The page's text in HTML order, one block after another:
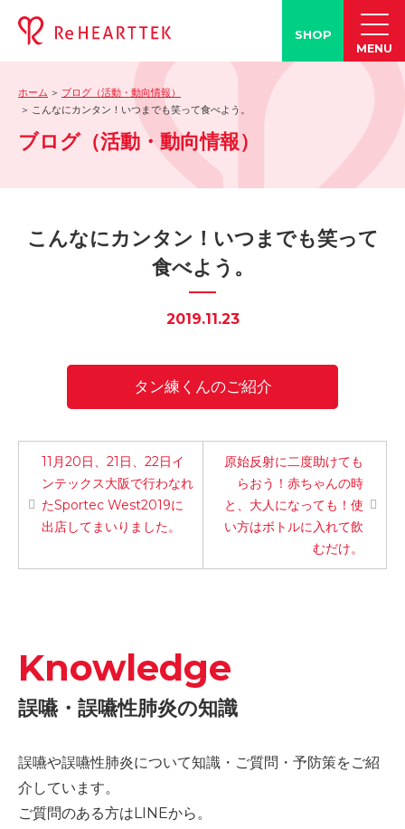
製品情報
-「タン練くん」
-ブログ
-学会発表情報
-メディア紹介事例
-誤嚥・誤嚥性肺炎とは
会社情報
ショップ
電話する
SHOP
MENU
ホーム
ブログ（活動・動向情報）
こんなにカンタン！いつまでも笑って食べよう。
ブログ（活動・動向情報）
こんなにカンタン！いつまでも笑って
食べよう。
2019.11.23
タン練くんのご紹介
11月20日、21日、22日イ
ンテックス大阪で行わなれ
たSportec West2019に
出店してまいりました。
原始反射に二度助けても
らおう！赤ちゃんの時
と、大人になっても！使
い方はボトルに入れて飲
むだけ。
Knowledge
誤嚥・誤嚥性肺炎の知識
誤嚥や誤嚥性肺炎について知識・ご質問・予防策をご紹
介しています。
ご質問のある方はLINEから。